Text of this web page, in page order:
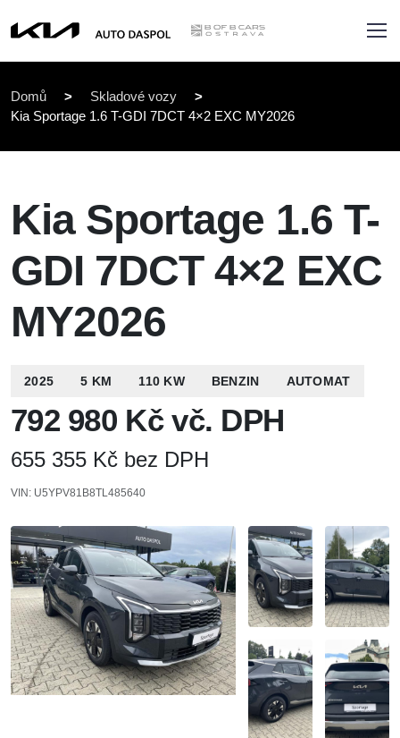
Domů > Skladové vozy
>
Kia Sportage 1.6 T-GDI 7DCT 4×2 EXC MY2026
Kia Sportage 1.6 T-
GDI 7DCT 4×2 EXC
MY2026
2025 5 KM 110 KW BENZIN AUTOMAT
792 980 Kč vč. DPH
655 355 Kč bez DPH
VIN: U5YPV81B8TL485640